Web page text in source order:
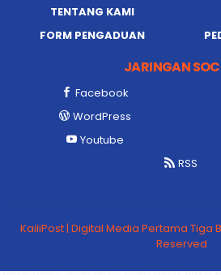
TENTANG KAMI
FORM PENGADUAN
JARINGAN
Facebook
WordPress
Youtube
RSS
KailiPost | Digital Media Pertama Tiga
Reserved